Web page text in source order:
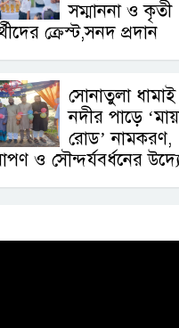
সম্মাননা ও কৃতী
ক্রেস্ট,সনদ প্রদান
সোনাতুলা ধামাই
নদীর পাড়ে
রোড’ নামকরণ,
ও সৌন্দর্যবর্ধনের